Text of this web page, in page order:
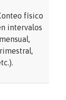
físico
intervalos